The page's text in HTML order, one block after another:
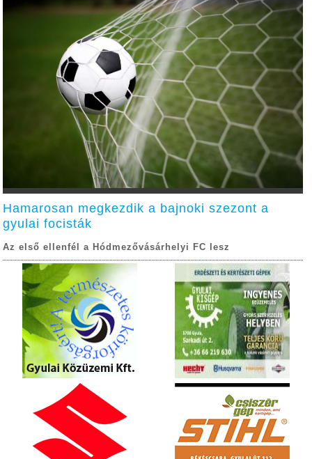
Hamarosan megkezdik a bajnoki szezont a
gyulai focisták
Az első ellenfél a Hódmezővásárhelyi FC lesz